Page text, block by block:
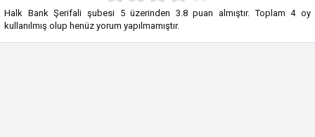
Halk Bank Şerifali şubesi 5üzerinden 3.8puan almıştır. Toplam4oy
kullanılmış olup henüz yorum yapılmamıştır.